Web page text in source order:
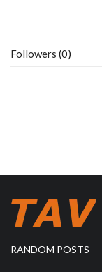
Followers (0)
RANDOM POSTS